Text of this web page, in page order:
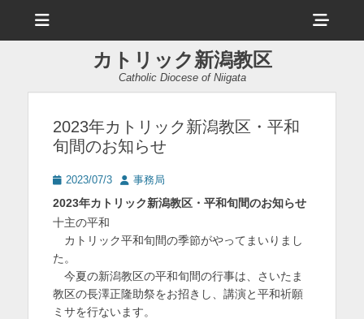
ュ
ヘ
ッ
ー
カトリック新潟教区
Catholic Diocese of Niigata
2023年カトリック新潟教区・平和
旬間のお知らせ
投 2023/07/3
投
稿
者
事務局
2023年カトリック新潟教区・平和旬間のお知らせ
十主の平和
カトリック平和旬間の季節がやってまいりまし
た。
今夏の新潟教区の平和旬間の行事は、さいたま
教区の長澤正隆助祭をお招きし、講演と平和祈願
ミサを行ないます。